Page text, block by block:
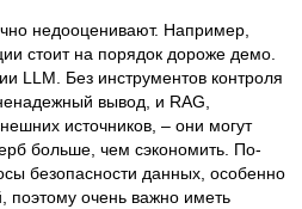
недооценивают. Например,
стоит на порядок дороже демо.
LLM. Без инструментов контроля
вывод, и RAG,
источников, – они могут
больше, чем сэкономить. По-
безопасности данных, особенно
поэтому очень важно иметь